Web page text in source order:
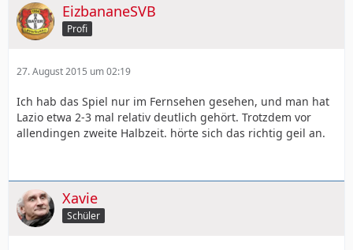
EizbananeSVB
Profi
27. August 2015 um 02:19
Ich hab das Spiel nur im Fernsehen gesehen, und man hat
Lazio etwa 2-3 mal relativ deutlich gehört. Trotzdem vor
allendingen zweite Halbzeit. hörte sich das richtig geil an.
Xavie
Schüler